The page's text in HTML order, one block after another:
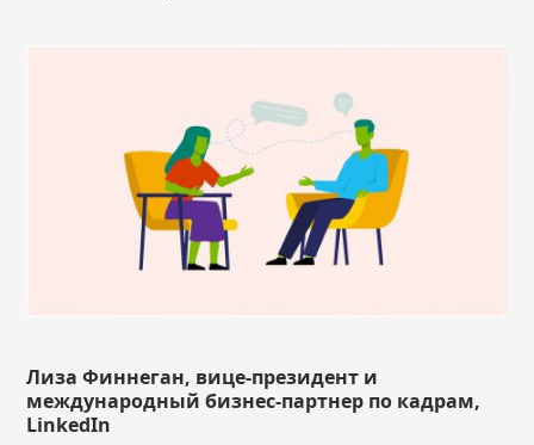
Лиза Финнеган, вице-президент и
международный бизнес-партнер по кадрам,
LinkedIn